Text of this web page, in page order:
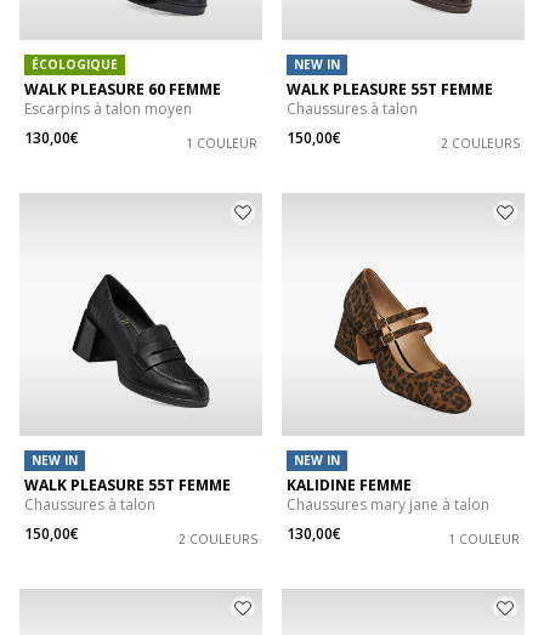
ÉCOLOGIQUE
WALK PLEASURE 60 FEMME
Escarpins à talon moyen
130,00€
1 COULEUR
NEW IN
WALK PLEASURE 55T FEMME
Chaussures à talon
150,00€
2 COULEURS
NEW IN
WALK PLEASURE 55T FEMME
Chaussures à talon
150,00€
2 COULEURS
NEW IN
KALIDINE FEMME
Chaussures mary jane à talon
130,00€
1 COULEUR